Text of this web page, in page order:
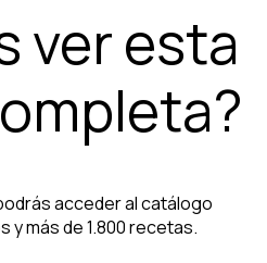
ver esta
acceder al catálogo
más de 1.800 recetas.